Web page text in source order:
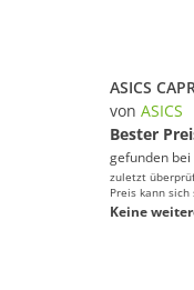
von ASICS
Bester
gefunden bei
zuletzt
Preis kann
Keine